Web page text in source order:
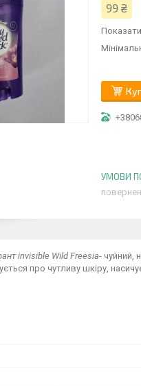
99 ₴
Показати
invisible Wild Freesia- чуйний,
про чутливу шкіру,